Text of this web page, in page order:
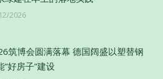
2026
筑博会圆满落幕 德国阔盛以塑替钢
”好房子”建设